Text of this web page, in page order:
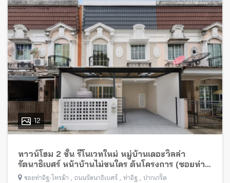
12
ทาวน์โฮม 2 ชั้น รีโนเวทใหม่ หมู่บ้านเดอะวิลล่า
รัตนาธิเบศร์ หน้าบ้านไม่ชนใคร ต้นโครงการ (ซอยท่า
อิฐ-ไทรม้า) พร้อมอยู่ ใกล้รถไฟฟ้าสายสีม่วง
ซอยท่าอิฐ-ไทรม้า , ถนนรัตนาธิเบศร์ , ท่าอิฐ , ปากเกร็ด